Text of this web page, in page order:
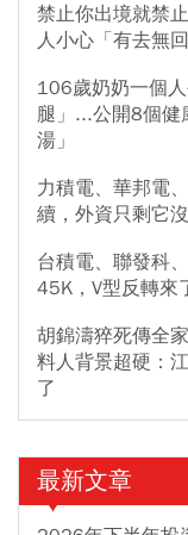
禁止你出境就禁
人小心「有去無
106歲奶奶一個
腿」...公開8個健
湯」
力積電、華邦電
續，外資只剩它
台積電、聯發科
45K，V型反轉來
胡錦濤猝死傳全
料人背景超硬：
了
最新文章